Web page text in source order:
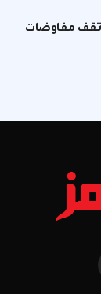
تقف مفاوضات